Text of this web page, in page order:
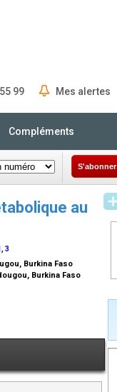
99 Mes alertes
Compléments
S'abonner
au
,3
Burkina Faso
Burkina Faso